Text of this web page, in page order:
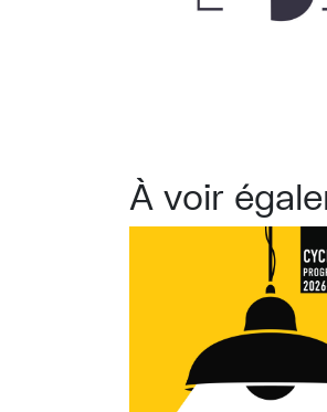
À voir